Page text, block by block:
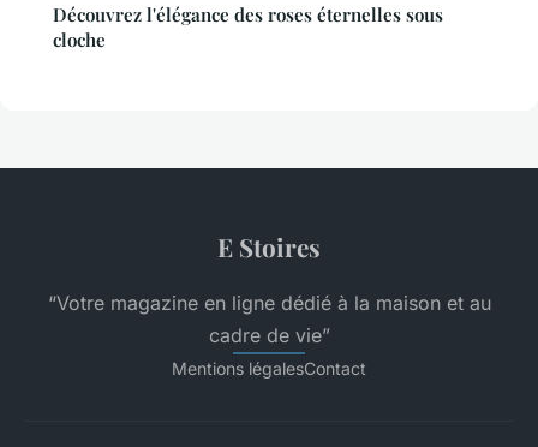
Découvrez l'élégance des roses éternelles sous
cloche
E Stoires
“Votre magazine en ligne dédié à la maison et au
cadre de vie”
Mentions légalesContact